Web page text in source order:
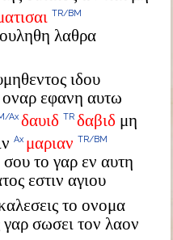
TR/BM
λαθρα
ιδου
οναρ εφανη αυτω
Ax δαυιδ TR δαβιδ μη
Ax μαριαν TR/BM
το γαρ εν αυτη
εστιν αγιου
το ονομα
σωσει τον λαον